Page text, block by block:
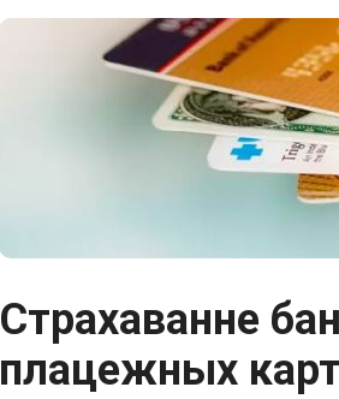
Страхаванне
плацежных